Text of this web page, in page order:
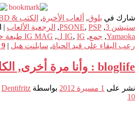
شارك في بلوق, ألعاب الأخيرة, الكتب & BD
ستيشن 3
,
PSONE, PSP
, الرجعية الألعاب |
Yamaoka
, جمع,
IG, IG ل , IG MAG طبعة خاصة 03
رعب البقاء على قيد الحياة, سايلنت هيل |
9
bloglife : وأنا مرة أخرى, الكلبات !
نشر على 1 مسيرة 2012 بواسطة Dentifritz
10